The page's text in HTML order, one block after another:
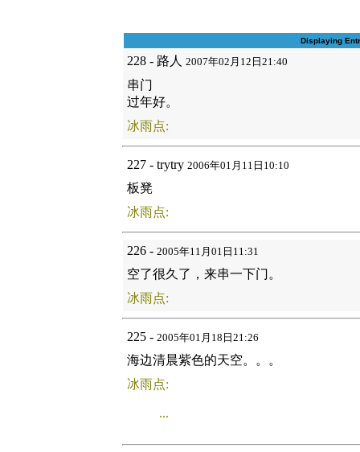
Displaying
228 - 路人 2007年02月12日21:40
串门
过年好。
冰雨点:
227 - trytry 2006年01月11日10:10
板凳
冰雨点:
226 - 2005年11月01日11:31
空了很久了，来串一下门。
冰雨点:
225 - 2005年01月18日21:26
海边清晨紫色的天空。。。
冰雨点:
...